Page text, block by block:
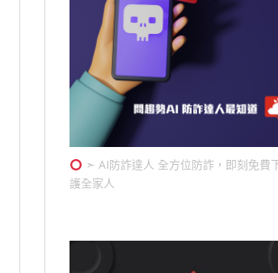
➣ AI防詐達人 全方位防詐，即刻免費
護全家人